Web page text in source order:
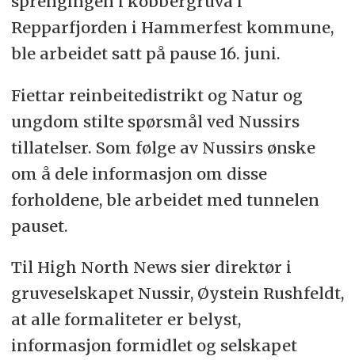
Repparfjorden i Hammerfest kommune,
ble arbeidet satt på pause 16. juni.
Fiettar reinbeitedistrikt og Natur og
ungdom stilte spørsmål ved Nussirs
tillatelser. Som følge av Nussirs ønske
om å dele informasjon om disse
forholdene, ble arbeidet med tunnelen
pauset.
Til High North News sier direktør i
gruveselskapet Nussir, Øystein Rushfeldt,
at alle formaliteter er belyst,
informasjon formidlet og selskapet